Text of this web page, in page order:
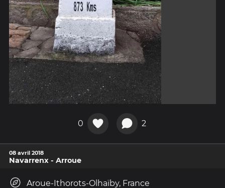
0 2
08 avril 2018
Navarrenx - Arroue
Aroue-Ithorots-Olhaïby, France